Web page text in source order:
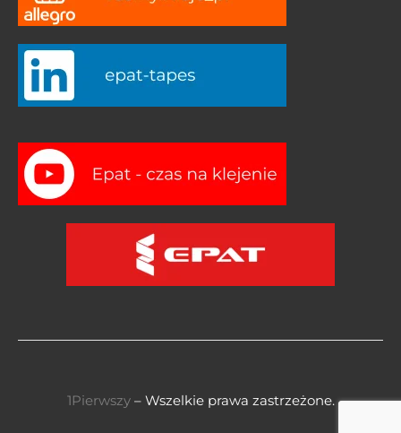
1Pierwszy– Wszelkie prawa zastrzeżone.